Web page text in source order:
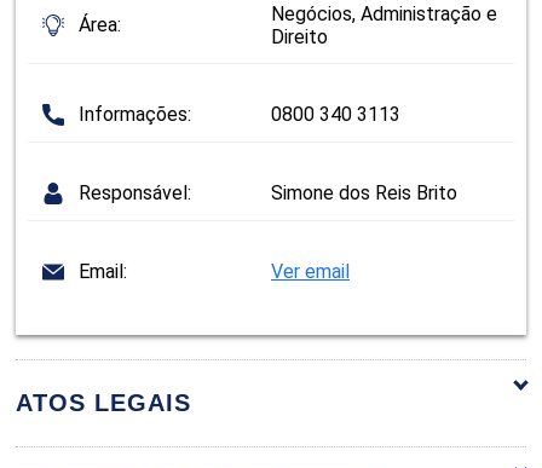
Área:
Negócios, Administração e
Direito
Informações: 0800 340 3113
Responsável: Simone dos Reis Brito
Email: Ver email
ATOS LEGAIS